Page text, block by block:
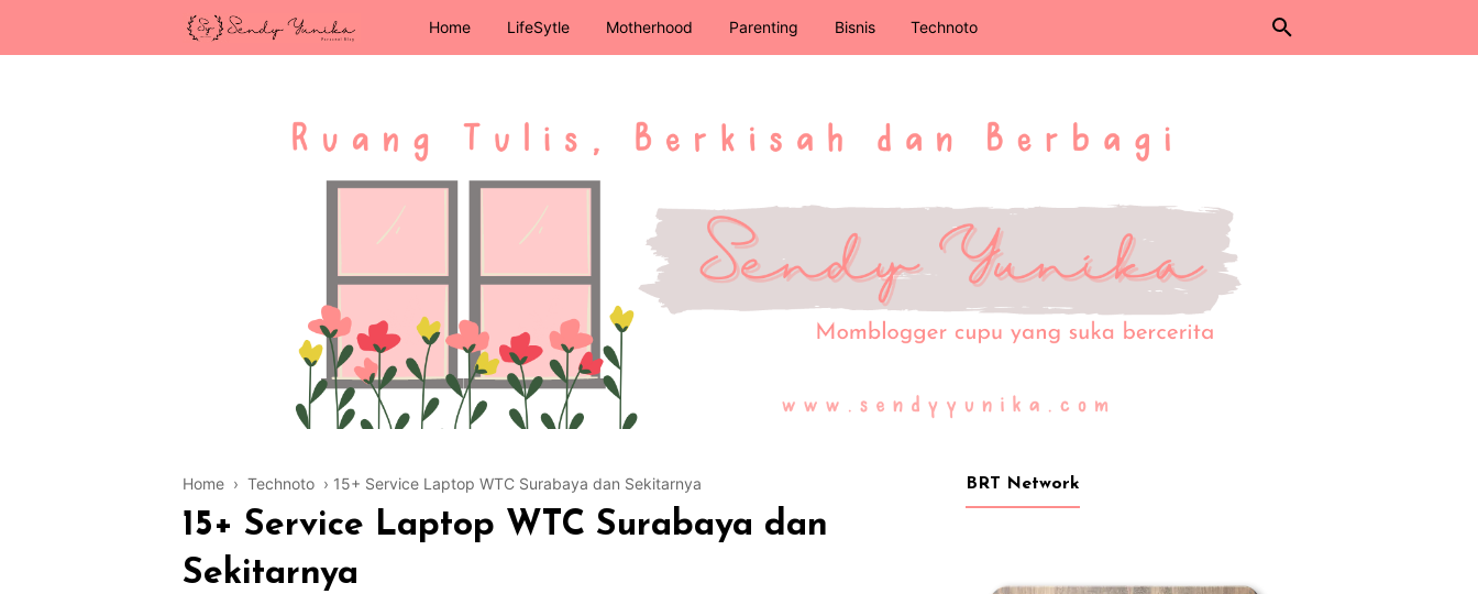
Home LifeSytle Motherhood Parenting Bisnis Technoto
Home › Technoto › 15+ Service Laptop WTC Surabaya dan Sekitarnya
15+ Service Laptop WTC Surabaya dan
Sekitarnya
BRT Network